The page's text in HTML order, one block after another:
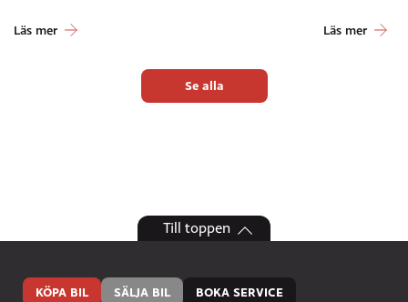
Läs mer Läs mer
Se alla
Till toppen
KÖPA BIL SÄLJA BIL BOKA SERVICE